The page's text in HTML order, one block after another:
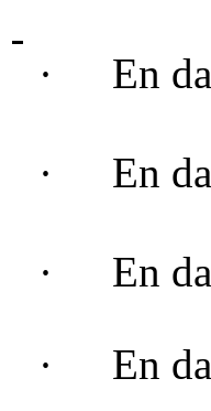
· En
· En
·
En
·
En